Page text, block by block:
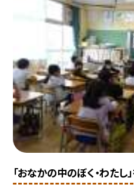
「おなかの中のぼく・わたし